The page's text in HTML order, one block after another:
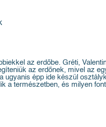
az erdőbe. Gréti,
az erdőnek, mivel az
ugyanis épp ide készül
a természetben, és milyen